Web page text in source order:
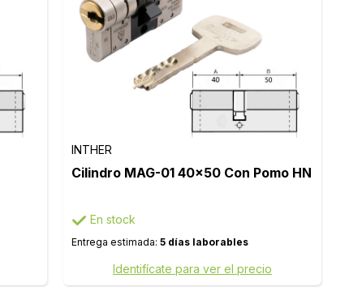
INTHER
Cilindro MAG-01 40x50 Con Pomo HN
En stock
Entrega estimada: 5 días laborables
Identifícate para ver el precio